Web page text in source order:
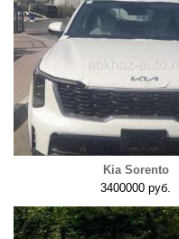
Kia Sorento
3400000 руб.